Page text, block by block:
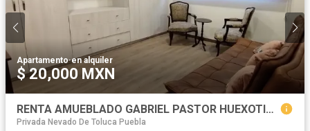
Apartamento·en alquiler
$ 20,000 MXN
RENTA AMUEBLADO GABRIEL PASTOR HUEXOTITLA CHULAVISTA PUEBLA
Privada Nevado De Toluca Puebla